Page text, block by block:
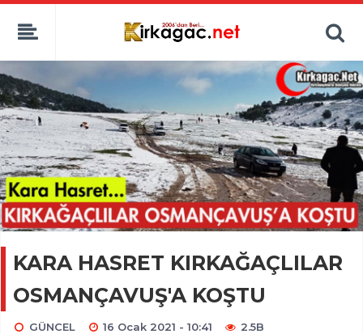
KARA HASRET KIRKAĞAÇLILAR
OSMANÇAVUŞ'A KOŞTU
GÜNCEL 16 Ocak 2021 - 10:41 2.5B